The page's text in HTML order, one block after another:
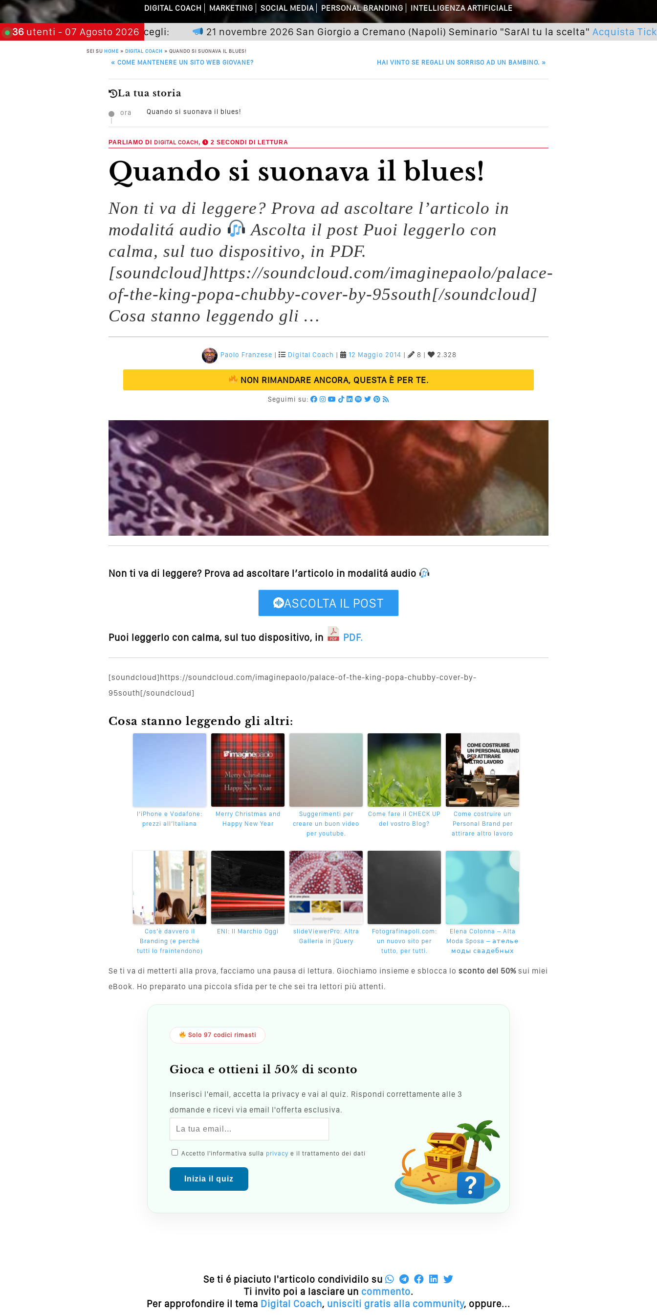
Perché Non Guadagni Sui Social Media? Probabilmente Tutto Peggiorerà
Quali Sono Gli Errori Della Comunicazione Politica? Il Caso Delle Braccia Incrociate
DIGITAL COACH MARKETING SOCIAL MEDIA PERSONAL BRANDING INTELLIGENZA ARTIFICIALE
36 utenti - 07 Agosto 2026
premia chi aspetta, scegli: 21 novembre 2026San Giorgio a Cremano (Napoli) Seminario "SarAI tu la scelta"Acquista Ticket
SEI SU HOME » DIGITAL COACH » QUANDO SI SUONAVA IL BLUES!
POST NAVIGATION
« COME MANTENERE UN SITO WEB GIOVANE? HAI VINTO SE REGALI UN SORRISO AD UN BAMBINO. »
La tua storia
ora Quando si suonava il blues!
PARLIAMO DI DIGITAL COACH, 2 SECONDI DI LETTURA
Quando si suonava il blues!
Non ti va di leggere? Prova ad ascoltare l’articolo in
modalitá audio
Ascolta il post Puoi leggerlo con
calma, sul tuo dispositivo, in PDF.
[soundcloud]https://soundcloud.com/imaginepaolo/palace-
of-the-king-popa-chubby-cover-by-95south[/soundcloud]
Cosa stanno leggendo gli …
Paolo Franzese | Digital Coach | 12 Maggio 2014 | 8 | 2.328
NON RIMANDARE ANCORA, QUESTA È PER TE.
Seguimi su:
Non ti va di leggere? Prova ad ascoltare l’articolo in modalitá audio
ASCOLTA IL POST
Puoi leggerlo con calma, sul tuo dispositivo, in PDF.
[soundcloud]https://soundcloud.com/imaginepaolo/palace-of-the-king-popa-chubby-cover-by-
95south[/soundcloud]
Cosa stanno leggendo gli altri:
l’iPhone e Vodafone:
prezzi all’Italiana
Merry Christmas and
Happy New Year
Suggerimenti per
creare un buon video
per youtube.
Come fare il CHECK UP
del vostro Blog?
Come costruire un
Personal Brand per
attirare altro lavoro
Cos’è davvero il
Branding (e perché
tutti lo fraintendono)
ENI: Il Marchio Oggi
slideViewerPro: Altra
Galleria in jQuery
Fotografinapoli.com:
un nuovo sito per
tutto, per tutti.
Elena Colonna – Alta
Moda Sposa – ателье
моды свадебных
Se ti va di metterti alla prova, facciamo una pausa di lettura. Giochiamo insieme e sblocca lo sconto del 50% sui miei
eBook. Ho preparato una piccola sfida per te che sei tra lettori più attenti.
Solo 97 codici rimasti
Gioca e ottieni il 50% di sconto
Inserisci l'email, accetta la privacy e vai al quiz. Rispondi correttamente alle 3
domande e ricevi via email l'offerta esclusiva.
Accetto l'informativa sulla privacy e il trattamento dei dati
Inizia il quiz
Se ti é piaciuto l'articolo condividilo su
Ti invito poi a lasciare un commento.
Per approfondire il tema Digital Coach, unisciti gratis alla community, oppure...